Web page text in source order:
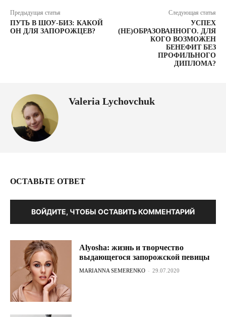
Предыдущая статья
ПУТЬ В ШОУ-БИЗ: КАКОЙ
ОН ДЛЯ ЗАПОРОЖЦЕВ?
Следующая статья
УСПЕХ
(НЕ)ОБРАЗОВАННОГО. ДЛЯ
КОГО ВОЗМОЖЕН
БЕНЕФИТ БЕЗ
ПРОФИЛЬНОГО
ДИПЛОМА?
Valeria Lychovchuk
ОСТАВЬТЕ ОТВЕТ
ВОЙДИТЕ, ЧТОБЫ ОСТАВИТЬ КОММЕНТАРИЙ
Alyosha: жизнь и творчество
выдающегося запорожской певицы
MARIANNA SEMERENKO - 29.07.2020